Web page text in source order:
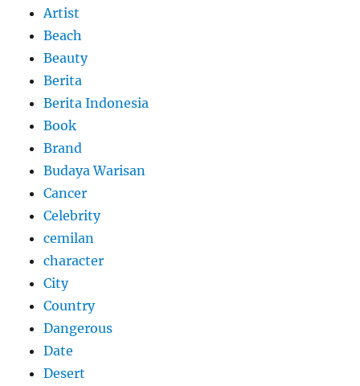
Artist
Beach
Beauty
Berita
Berita Indonesia
Book
Brand
Budaya Warisan
Cancer
Celebrity
cemilan
character
City
Country
Dangerous
Date
Desert